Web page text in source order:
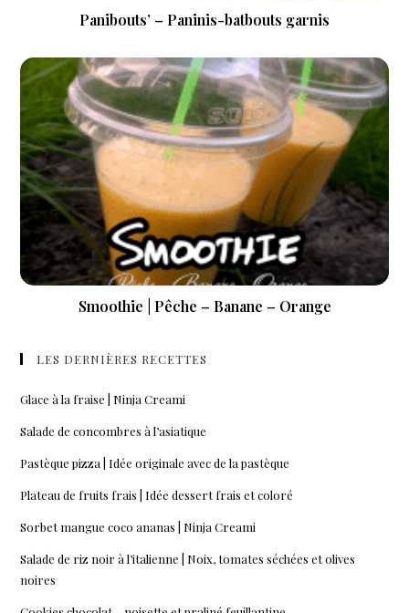
Panibouts’ – Paninis-batbouts garnis
Smoothie | Pêche – Banane – Orange
LES DERNIÈRES RECETTES
Glace à la fraise | Ninja Creami
Salade de concombres à l’asiatique
Pastèque pizza | Idée originale avec de la pastèque
Plateau de fruits frais | Idée dessert frais et coloré
Sorbet mangue coco ananas | Ninja Creami
Salade de riz noir à l’italienne | Noix, tomates séchées et olives
noires